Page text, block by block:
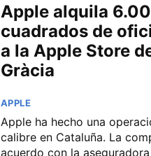
Apple alquila
cuadrados de
a la Apple Store
Gràcia
APPLE
Apple ha hecho una
calibre en Cataluña. La
acuerdo con la